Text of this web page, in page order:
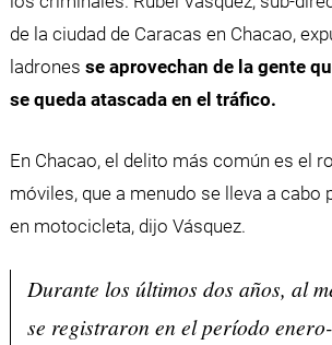
de la ciudad de Caracas en Chacao,
ladrones se aprovechan de la gente
se queda atascada en el tráfico.
En Chacao, el delito más común es el
móviles, que a menudo se lleva a cabo
en motocicleta, dijo Vásquez.
Durante los últimos dos años, al
se registraron en el período